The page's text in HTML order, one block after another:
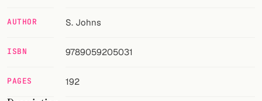
FOLLOW
AUTHOR S. Johns
ISBN 9789059205031
PAGES 192